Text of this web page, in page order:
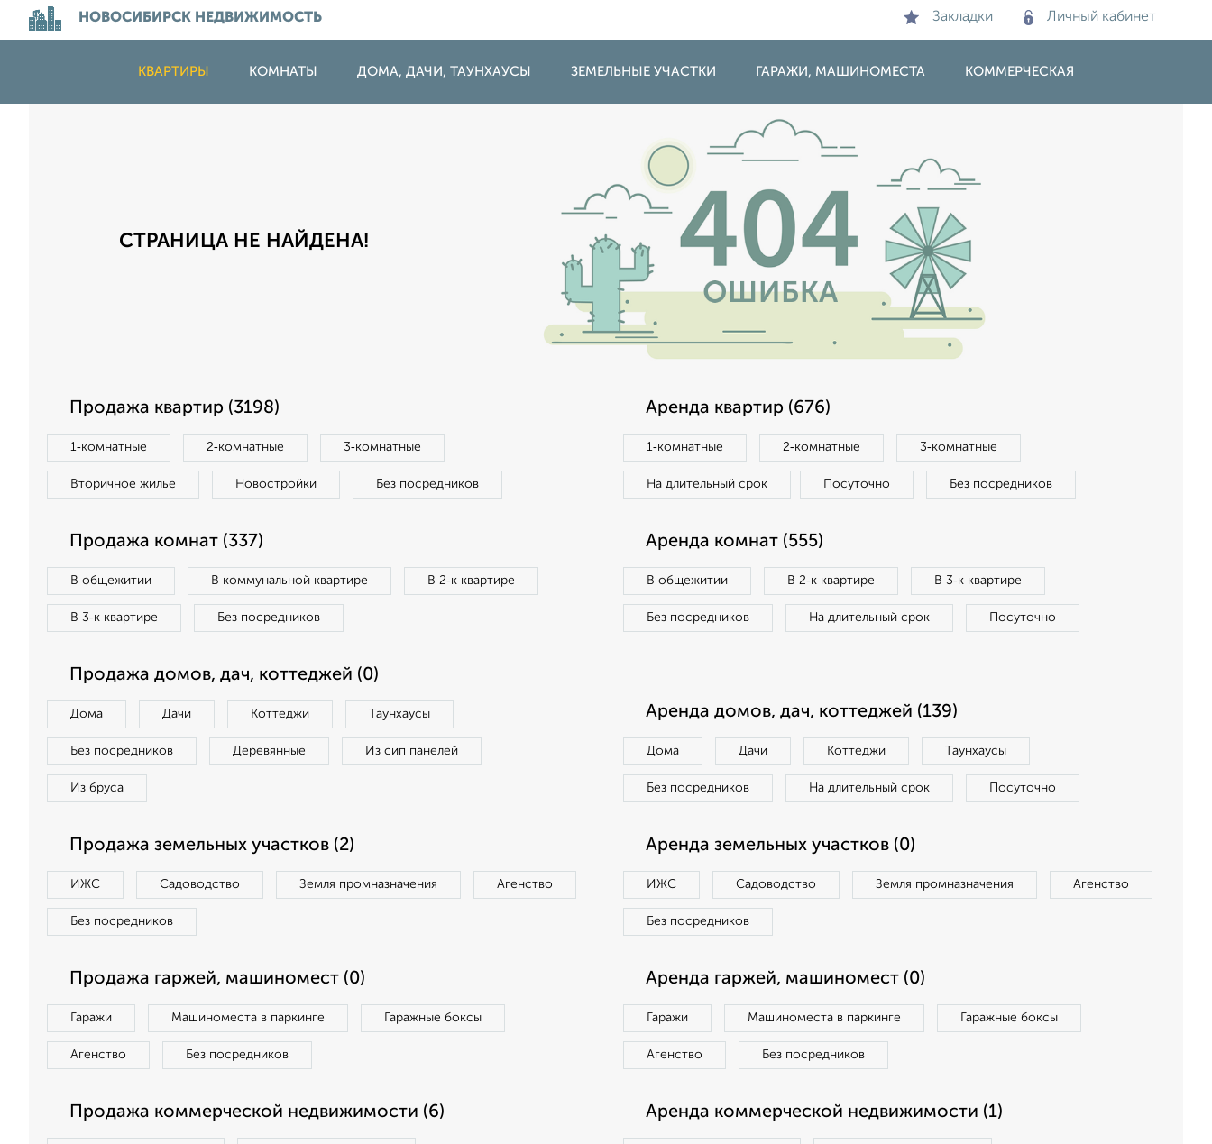
НОВОСИБИРСК НЕДВИЖИМОСТЬ Закладки Личный кабинет
КВАРТИРЫ КОМНАТЫ ДОМА, ДАЧИ, ТАУНХАУСЫ ЗЕМЕЛЬНЫЕ УЧАСТКИ ГАРАЖИ, МАШИНОМЕСТА КОММЕРЧЕСКАЯ
СТРАНИЦА НЕ НАЙДЕНА!
Продажа квартир (3198)
1‑комнатные 2‑комнатные 3‑комнатные
Вторичное жилье Новостройки Без посредников
Аренда квартир (676)
1‑комнатные 2‑комнатные 3‑комнатные
На длительный срок Посуточно Без посредников
Продажа комнат (337)
В общежитии В коммунальной квартире В 2‑к квартире
В 3‑к квартире Без посредников
Аренда комнат (555)
В общежитии В 2‑к квартире В 3‑к квартире
Без посредников На длительный срок Посуточно
Продажа домов, дач, коттеджей (0)
Дома Дачи Коттеджи Таунхаусы
Без посредников Деревянные Из сип панелей
Из бруса
Аренда домов, дач, коттеджей (139)
Дома Дачи Коттеджи Таунхаусы
Без посредников На длительный срок Посуточно
Продажа земельных участков (2)
ИЖС Садоводство Земля промназначения Агенство
Без посредников
Аренда земельных участков (0)
ИЖС Садоводство Земля промназначения Агенство
Без посредников
Продажа гаржей, машиномест (0)
Гаражи Машиноместа в паркинге Гаражные боксы
Агенство Без посредников
Аренда гаржей, машиномест (0)
Гаражи Машиноместа в паркинге Гаражные боксы
Агенство Без посредников
Продажа коммерческой недвижимости (6) Аренда коммерческой недвижимости (1)